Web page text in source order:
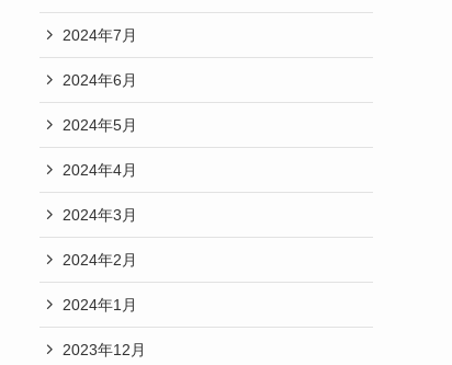
2024年7月
2024年6月
2024年5月
2024年4月
2024年3月
2024年2月
2024年1月
2023年12月